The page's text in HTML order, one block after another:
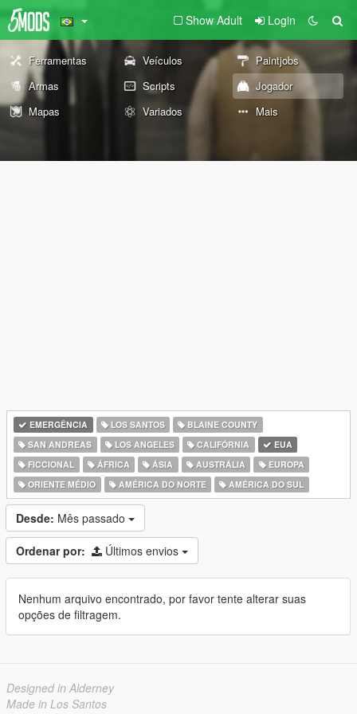
Show Adult Login
Ferramentas Veículos
Paintjobs
Armas
Scripts
Jogador
Mapas
Variados Mais
EMERGÊNCIA LOS SANTOS
BLAINE COUNTY
SAN ANDREAS
LOS ANGELES CALIFÓRNIA
EUA
FICCIONAL
ÁFRICA ÁSIA AUSTRÁLIA
EUROPA
ORIENTE MÉDIO
AMÉRICA DO NORTE AMÉRICA DO SUL
Desde: Mês passado
Ordenar por: Últimos envios
Nenhum arquivo encontrado, por favor tente alterar suas
opções de filtragem.
Designed in Alderney
Made in Los Santos